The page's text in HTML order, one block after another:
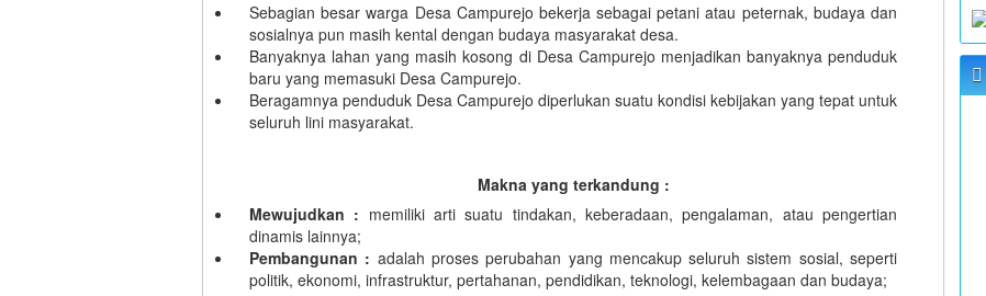
Sebagian besar warga Desa Campurejo bekerja sebagai petani atau peternak, budaya dan
sosialnya pun masih kental dengan budaya masyarakat desa.
Banyaknya lahan yang masih kosong di Desa Campurejo menjadikan banyaknya penduduk
baru yang memasuki Desa Campurejo.
Beragamnya penduduk Desa Campurejo diperlukan suatu kondisi kebijakan yang tepat untuk
seluruh lini masyarakat.
Makna yang terkandung :
Mewujudkan : memiliki arti suatu tindakan, keberadaan, pengalaman, atau pengertian
dinamis lainnya;
Pembangunan : adalah proses perubahan yang mencakup seluruh sistem sosial, seperti
politik, ekonomi, infrastruktur, pertahanan, pendidikan, teknologi, kelembagaan dan budaya;